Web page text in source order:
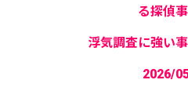
る探偵
浮気調査に強い
2026/